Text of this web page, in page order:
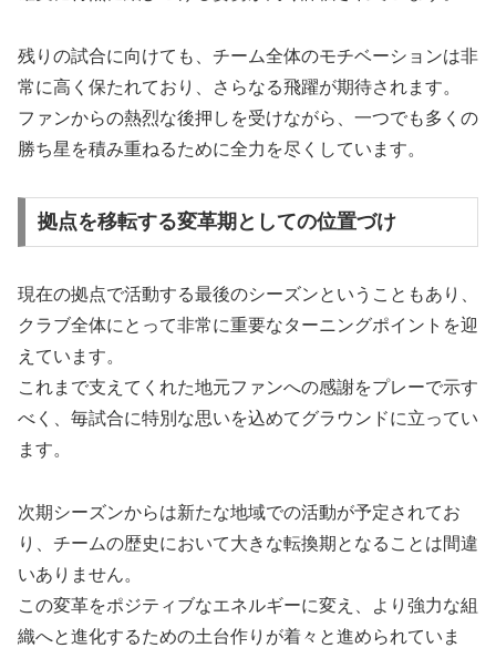
残りの試合に向けても、チーム全体のモチベーションは非
常に高く保たれており、さらなる飛躍が期待されます。
ファンからの熱烈な後押しを受けながら、一つでも多くの
勝ち星を積み重ねるために全力を尽くしています。
拠点を移転する変革期としての位置づけ
現在の拠点で活動する最後のシーズンということもあり、
クラブ全体にとって非常に重要なターニングポイントを迎
えています。
これまで支えてくれた地元ファンへの感謝をプレーで示す
べく、毎試合に特別な思いを込めてグラウンドに立ってい
ます。
次期シーズンからは新たな地域での活動が予定されてお
り、チームの歴史において大きな転換期となることは間違
いありません。
この変革をポジティブなエネルギーに変え、より強力な組
織へと進化するための土台作りが着々と進められていま